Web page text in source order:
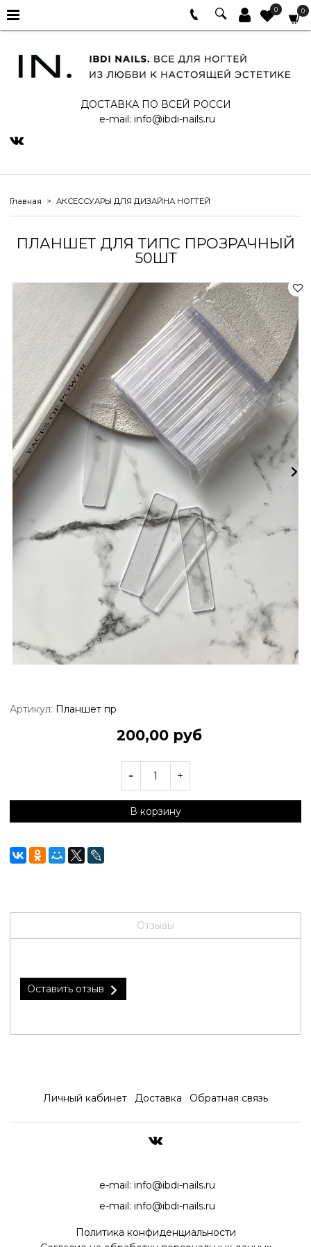
0 0
ДОСТАВКА ПО ВСЕЙ РОССИ
e-mail: info@ibdi-nails.ru
Главная АКСЕССУАРЫ ДЛЯ ДИЗАЙНА НОГТЕЙ
ПЛАНШЕТ ДЛЯ ТИПС ПРОЗРАЧНЫЙ
50ШТ
Артикул: Планшет пр
200,00 руб
В корзину
Отзывы
Оставить отзыв
Личный кабинет Доставка Обратная связь
e-mail: info@ibdi-nails.ru
e-mail: info@ibdi-nails.ru
Политика конфиденциальности